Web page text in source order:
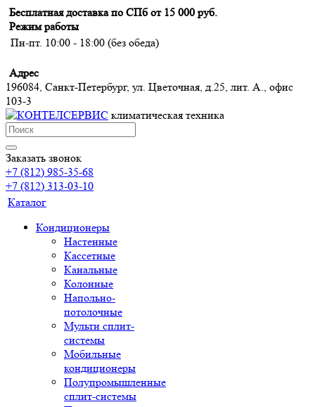
Бесплатная доставка по СПб от 15 000 руб.
Режим работы
Пн-пт. 10:00 - 18:00 (без обеда)
Адрес
196084, Санкт-Петербург, ул. Цветочная, д.25, лит. А., офис
103-3
климатическая техника
Заказать звонок
+7 (812) 985-35-68
+7 (812) 313-03-10
Каталог
Кондиционеры
Настенные
Кассетные
Канальные
Колонные
Напольно-
потолочные
Мульти сплит-
системы
Мобильные
кондиционеры
Полупромышленные
сплит-системы